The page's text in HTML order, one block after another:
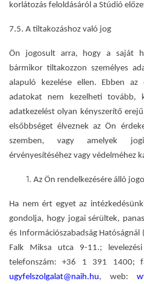
korlátozás feloldásáról a Stúdió
7.5. A tiltakozáshoz való jog
Ön jogosult arra, hogy a saját
bármikor tiltakozzon személyes
alapuló kezelése ellen. Ebben
adatokat nem kezelheti tovább,
adatkezelést olyan kényszerítő
elsőbbséget élveznek az Ön
szemben, vagy amelyek jogi
érvényesítéséhez vagy védelméhez
Az Ön rendelkezésére álló
Ha nem ért egyet az
gondolja, hogy jogai sérültek,
és Információszabadság Hatóságnál
Falk Miksa utca 9-11.;
telefonszám: +36 1 391 1400;
ugyfelszolgalat@naih.hu, web: